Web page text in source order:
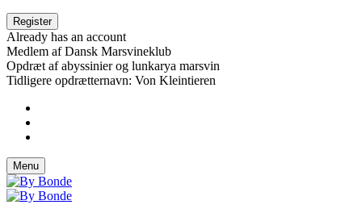
Already has an account
Medlem af Dansk Marsvineklub
Opdræt af abyssinier og lunkarya marsvin
Tidligere opdrætternavn: Von Kleintieren
Menu